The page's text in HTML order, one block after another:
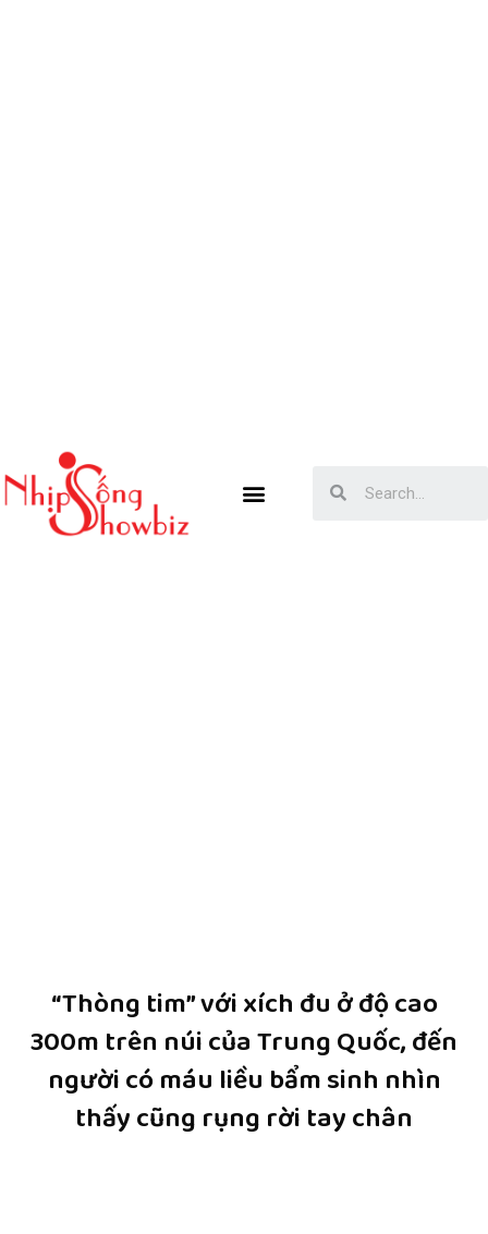
“Thòng tim” với xích đu ở độ cao
300m trên núi của Trung Quốc, đến
người có máu liều bẩm sinh nhìn
thấy cũng rụng rời tay chân